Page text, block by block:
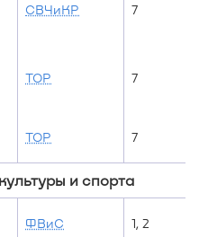
СВЧиКР 7
ТОР 7
ТОР 7
и спорта
ФВиС 1, 2